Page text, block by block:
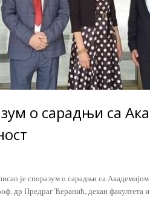
о сарадњи са
је споразум о сарадњи са
др Предраг Ћеранић, декан